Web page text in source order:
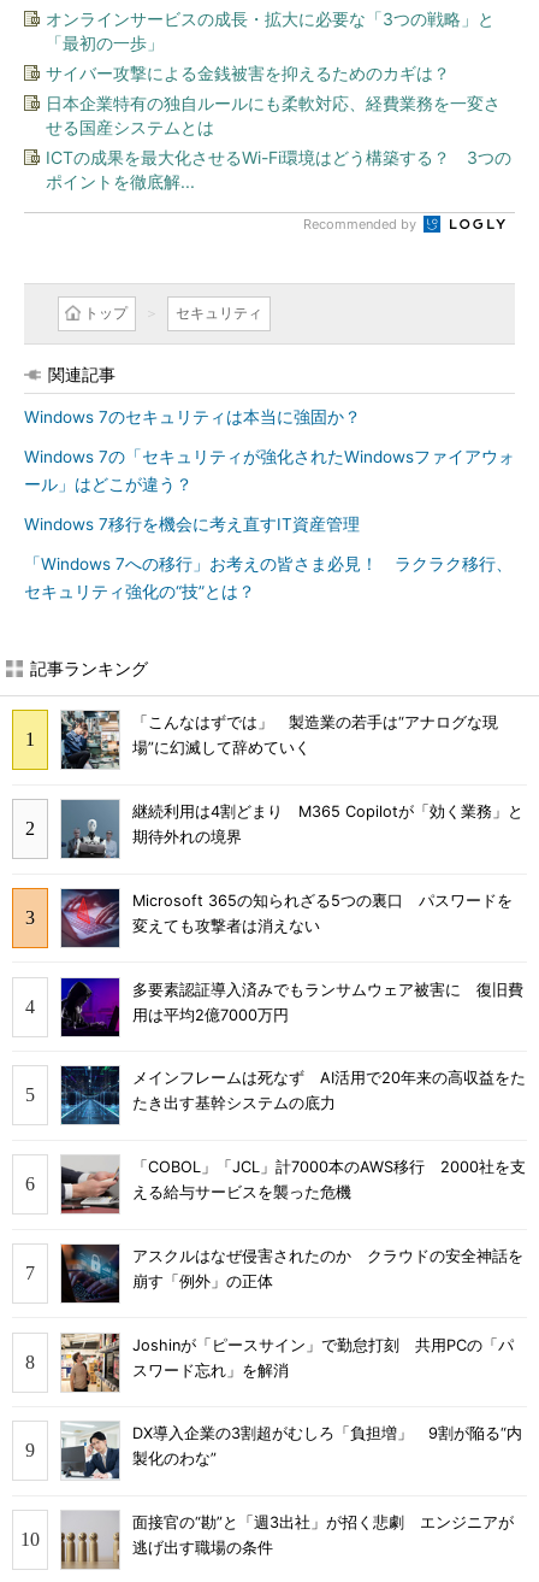
オンラインサービスの成長・拡大に必要な「3つの戦略」と
「最初の一歩」
サイバー攻撃による金銭被害を抑えるためのカギは？
日本企業特有の独自ルールにも柔軟対応、経費業務を一変さ
せる国産システムとは
ICTの成果を最大化させるWi-Fi環境はどう構築する？ 3つの
ポイントを徹底解...
Recommended by
トップ セキュリティ
関連記事
Windows 7のセキュリティは本当に強固か？
Windows 7の「セキュリティが強化されたWindowsファイアウォ
ール」はどこが違う？
Windows 7移行を機会に考え直すIT資産管理
「Windows 7への移行」お考えの皆さま必見！ ラクラク移行、
セキュリティ強化の“技”とは？
記事ランキング
「こんなはずでは」 製造業の若手は“アナログな現
場”に幻滅して辞めていく
継続利用は4割どまり M365 Copilotが「効く業務」と
期待外れの境界
Microsoft 365の知られざる5つの裏口 パスワードを
変えても攻撃者は消えない
多要素認証導入済みでもランサムウェア被害に 復旧費
用は平均2億7000万円
メインフレームは死なず AI活用で20年来の高収益をた
たき出す基幹システムの底力
「COBOL」「JCL」計7000本のAWS移行 2000社を支
える給与サービスを襲った危機
アスクルはなぜ侵害されたのか クラウドの安全神話を
崩す「例外」の正体
Joshinが「ピースサイン」で勤怠打刻 共用PCの「パ
スワード忘れ」を解消
DX導入企業の3割超がむしろ「負担増」 9割が陥る“内
製化のわな”
面接官の“勘”と「週3出社」が招く悲劇 エンジニアが
逃げ出す職場の条件